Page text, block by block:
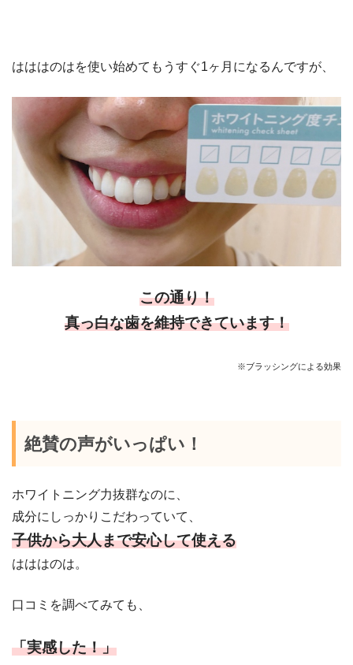
はははのはを使い始めてもうすぐ1ヶ月になるんですが、
この通り！
真っ白な歯を維持できています！
※ブラッシングによる効果
絶賛の声がいっぱい！
ホワイトニング力抜群なのに、
成分にしっかりこだわっていて、
子供から大人まで安心して使える
はははのは。
口コミを調べてみても、
「実感した！」